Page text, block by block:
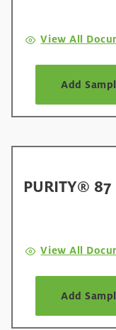
View All
Add
PURITY®
View All
Add